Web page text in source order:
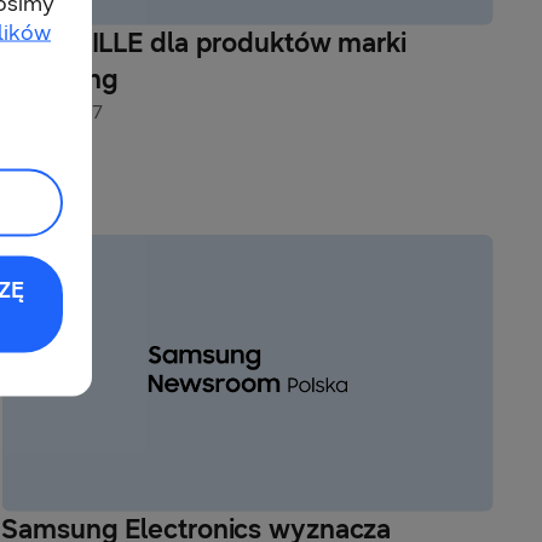
Złote VILLE dla produktów marki
Samsung
10-03-2017
Samsung Electronics wyznacza